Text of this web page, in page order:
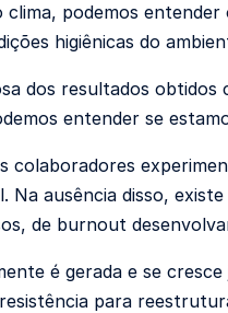
podemos entender
higiênicas do
dos resultados
entender se
colaboradores
Na ausência disso,
de burnout
é gerada e se
para